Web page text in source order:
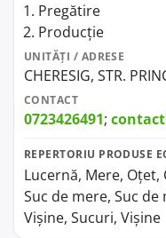
Pregătire
Producție
UNITĂȚI / ADRESE
CHERESIG, STR.
CONTACT
0723426491;
REPERTORIU PRODUSE
Lucernă, Mere,
Suc de mere, Suc
Vișine, Sucuri, Vișine